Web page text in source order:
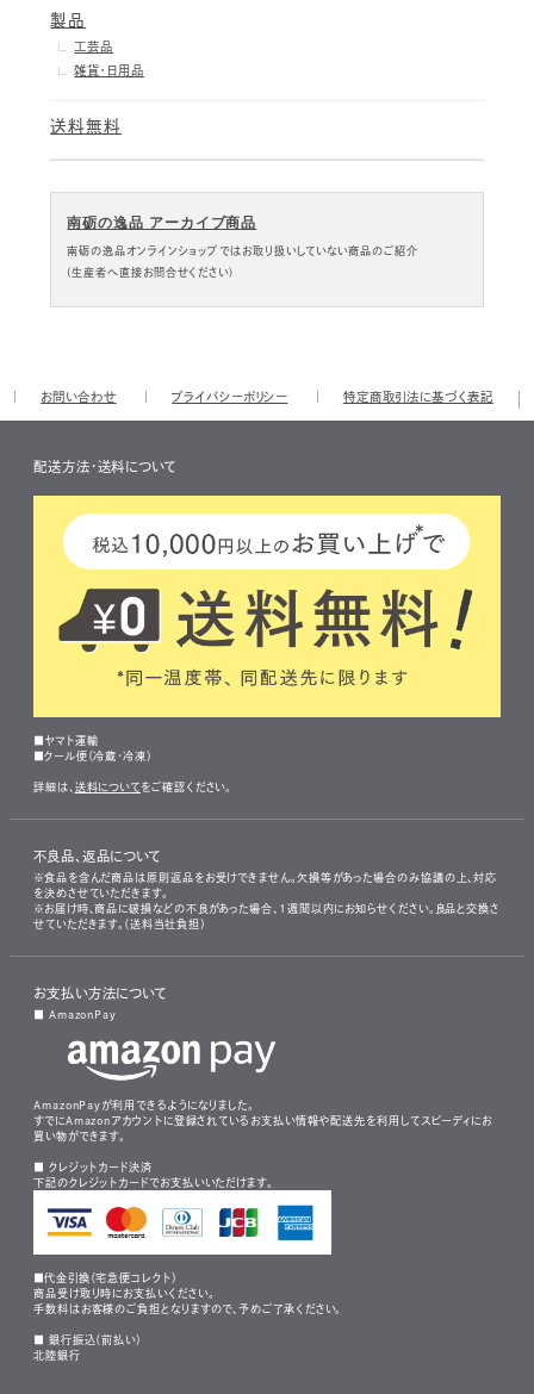
製品
工芸品
雑貨・日用品
送料無料
南砺の逸品 アーカイブ商品
南砺の逸品オンラインショップではお取り扱いしていない商品のご紹介
(生産者へ直接お問合せください)
お問い合わせ プライバシーポリシー 特定商取引法に基づく表記
配送方法・送料について
■ヤマト運輸
■クール便（冷蔵・冷凍）
詳細は、 送料について をご確認ください。
不良品、返品について
※食品を含んだ商品は原則返品をお受けできません。欠損等があった場合のみ協議の上、対応
を決めさせていただきます。
※お届け時、商品に破損などの不良があった場合、1週間以内にお知らせください。良品と交換さ
せていただきます。（送料当社負担）
お支払い方法について
■ AmazonPay
AmazonPayが利用できるようになりました。
すでにAmazonアカウントに登録されているお支払い情報や配送先を利用してスピーディにお
買い物ができます。
■ クレジットカード決済
下記のクレジットカードでお支払いいただけます。
■代金引換（宅急便コレクト）
商品受け取り時にお支払いください。
手数料はお客様のご負担となりますので、予めご了承ください。
■ 銀行振込（前払い）
北陸銀行